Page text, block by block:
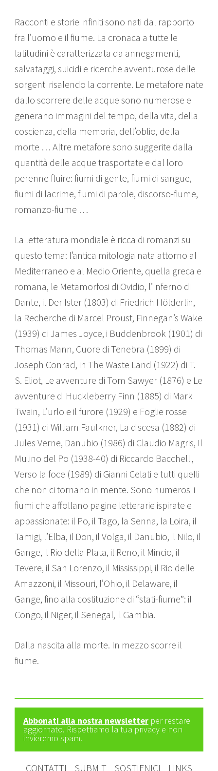
Racconti e storie infiniti sono nati dal rapporto
fra l’uomo e il fiume. La cronaca a tutte le
latitudini è caratterizzata da annegamenti,
salvataggi, suicidi e ricerche avventurose delle
sorgenti risalendo la corrente. Le metafore nate
dallo scorrere delle acque sono numerose e
generano immagini del tempo, della vita, della
coscienza, della memoria, dell’oblio, della
morte … Altre metafore sono suggerite dalla
quantità delle acque trasportate e dal loro
perenne fluire: fiumi di gente, fiumi di sangue,
fiumi di lacrime, fiumi di parole, discorso-fiume,
romanzo-fiume …
La letteratura mondiale è ricca di romanzi su
questo tema: l’antica mitologia nata attorno al
Mediterraneo e al Medio Oriente, quella greca e
romana, le Metamorfosi di Ovidio, l’Inferno di
Dante, il Der Ister (1803) di Friedrich Hölderlin,
la Recherche di Marcel Proust, Finnegan’s Wake
(1939) di James Joyce, i Buddenbrook (1901) di
Thomas Mann, Cuore di Tenebra (1899) di
Joseph Conrad, in The Waste Land (1922) di T.
S. Eliot, Le avventure di Tom Sawyer (1876) e Le
avventure di Huckleberry Finn (1885) di Mark
Twain, L’urlo e il furore (1929) e Foglie rosse
(1931) di William Faulkner, La discesa (1882) di
Jules Verne, Danubio (1986) di Claudio Magris, Il
Mulino del Po (1938-40) di Riccardo Bacchelli,
Verso la foce (1989) di Gianni Celati e tutti quelli
che non ci tornano in mente. Sono numerosi i
fiumi che affollano pagine letterarie ispirate e
appassionate: il Po, il Tago, la Senna, la Loira, il
Tamigi, l’Elba, il Don, il Volga, il Danubio, il Nilo, il
Gange, il Rio della Plata, il Reno, il Mincio, il
Tevere, il San Lorenzo, il Mississippi, il Rio delle
Amazzoni, il Missouri, l’Ohio, il Delaware, il
Gange, fino alla costituzione di “stati-fiume”: il
Congo, il Niger, il Senegal, il Gambia.
Dalla nascita alla morte. In mezzo scorre il
fiume.
Abbonati alla nostra newsletter per restare
aggiornato. Rispettiamo la tua privacy e non
invieremo spam.
CONTATTI SUBMIT SOSTIENICI LINKS